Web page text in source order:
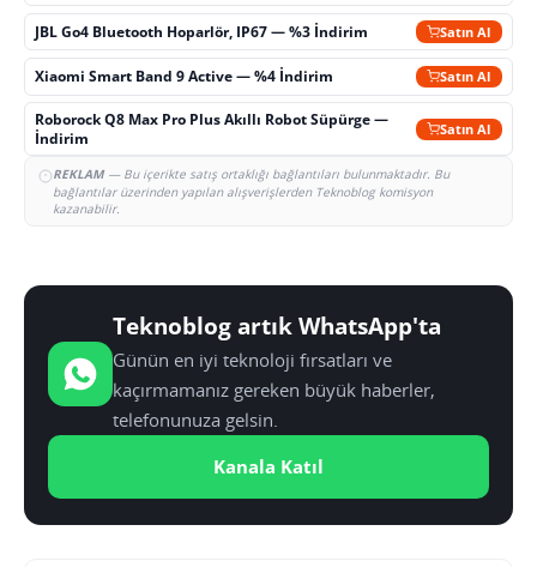
JBL Go4 Bluetooth Hoparlör, IP67 — %3 İndirim Satın Al
Xiaomi Smart Band 9 Active — %4 İndirim Satın Al
Roborock Q8 Max Pro Plus Akıllı Robot Süpürge —
İndirim
Satın Al
REKLAM— Bu içerikte satış ortaklığı bağlantıları bulunmaktadır. Bu
bağlantılar üzerinden yapılan alışverişlerden Teknoblog komisyon
kazanabilir.
Teknoblog artık WhatsApp'ta
Günün en iyi teknoloji fırsatları ve
kaçırmamanız gereken büyük haberler,
telefonunuza gelsin.
Kanala Katıl